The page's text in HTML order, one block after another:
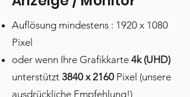
Auflösung mindestens : 1920 x 1080
Pixel
oder wenn Ihre Grafikkarte 4k (UHD)
unterstützt 3840 x 2160 Pixel (unsere
ausdrückliche Empfehlung!)